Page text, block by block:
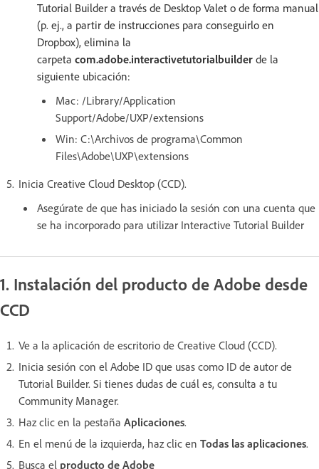
Tutorial Builder a través de Desktop Valet o de forma manual
(p. ej., a partir de instrucciones para conseguirlo en
Dropbox), elimina la
carpeta com.adobe.interactivetutorialbuilder de la
siguiente ubicación:
Mac: /Library/Application
Support/Adobe/UXP/extensions
Win: C:\Archivos de programa\Common
Files\Adobe\UXP\extensions
Inicia Creative Cloud Desktop (CCD).
Asegúrate de que has iniciado la sesión con una cuenta que
se ha incorporado para utilizar Interactive Tutorial Builder
1. Instalación del producto de Adobe desde
CCD
Ve a la aplicación de escritorio de Creative Cloud (CCD).
Inicia sesión con el Adobe ID que usas como ID de autor de
Tutorial Builder. Si tienes dudas de cuál es, consulta a tu
Community Manager.
Haz clic en la pestaña Aplicaciones.
En el menú de la izquierda, haz clic en Todas las aplicaciones.
Busca el producto de Adobe